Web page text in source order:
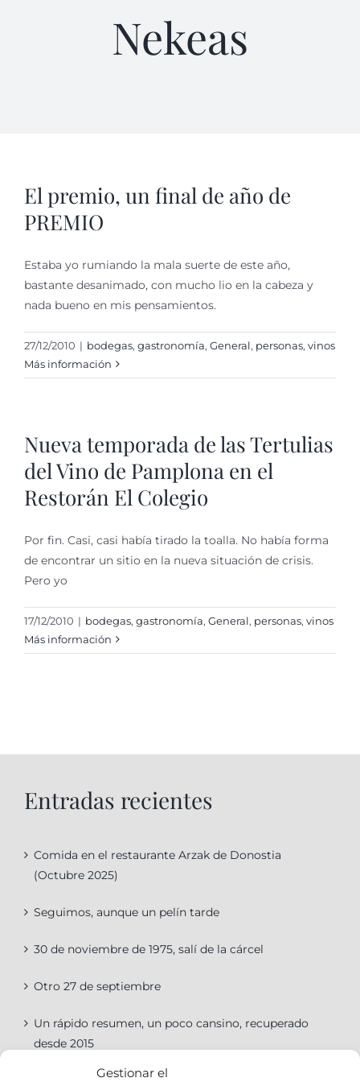
Gestionar el
Nekeas
El premio, un final de año de
PREMIO
Estaba yo rumiando la mala suerte de este año,
bastante desanimado, con mucho lio en la cabeza y
nada bueno en mis pensamientos.
27/12/2010 | bodegas, gastronomí­a, General, personas, vinos
Más información
Nueva temporada de las Tertulias
del Vino de Pamplona en el
Restorán El Colegio
Por fin. Casi, casi había tirado la toalla. No había forma
de encontrar un sitio en la nueva situación de crisis.
Pero yo
17/12/2010 | bodegas, gastronomí­a, General, personas, vinos
Más información
Entradas recientes
Comida en el restaurante Arzak de Donostia
(Octubre 2025)
Seguimos, aunque un pelín tarde
30 de noviembre de 1975, salí de la cárcel
Otro 27 de septiembre
Un rápido resumen, un poco cansino, recuperado
desde 2015